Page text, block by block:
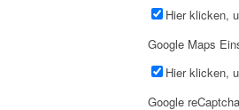
Hier klicken,
Google Maps
Hier klicken,
Google